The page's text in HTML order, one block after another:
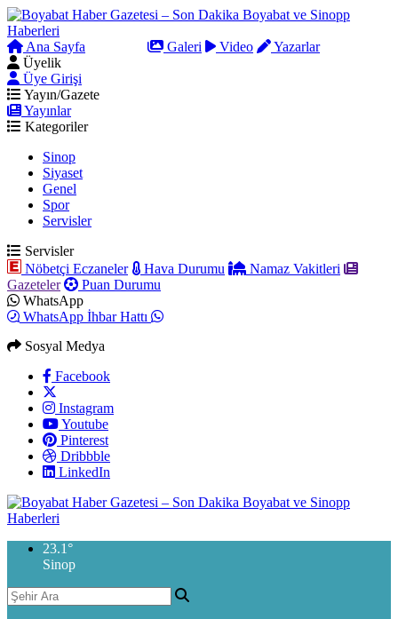
Ana Sayfa Galeri Video
Yazarlar
Üyelik
Üye Girişi
Yayın/Gazete
Yayınlar
Kategoriler
Sinop
Siyaset
Genel
Spor
Servisler
Servisler
Nöbetçi Eczaneler
Hava Durumu
Namaz Vakitleri
Gazeteler
Puan Durumu
WhatsApp
WhatsApp İhbar Hattı
Sosyal Medya
Facebook
Instagram
Youtube
Pinterest
Dribbble
LinkedIn
23.1 °
Sinop